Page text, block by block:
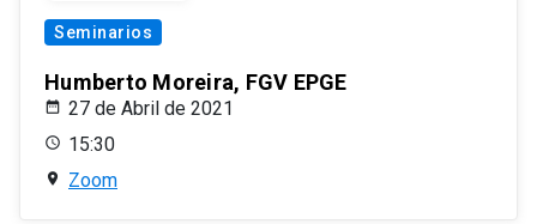
Seminarios
Humberto Moreira, FGV EPGE
27 de Abril de 2021
15:30
Zoom